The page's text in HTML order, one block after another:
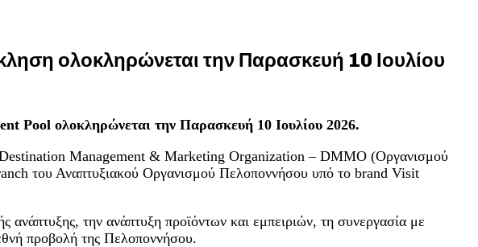
ολοκληρώνεται την Παρασκευή 10 Ιουλίου
Pool ολοκληρώνεται την Παρασκευή 10 Ιουλίου 2026.
Destination Management & Marketing Organization – DMMO (Οργανισμού
του Αναπτυξιακού Οργανισμού Πελοποννήσου υπό το brand Visit
την ανάπτυξη προϊόντων και εμπειριών, τη συνεργασία με
προβολή της Πελοποννήσου.